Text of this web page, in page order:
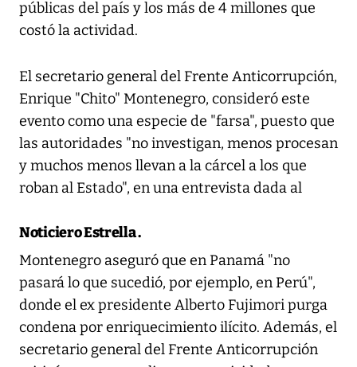
públicas del país y los más de 4 millones que
costó la actividad.
El secretario general del Frente Anticorrupción,
Enrique "Chito" Montenegro, consideró este
evento como una especie de "farsa", puesto que
las autoridades "no investigan, menos procesan
y muchos menos llevan a la cárcel a los que
roban al Estado", en una entrevista dada al
Noticiero Estrella.
Montenegro aseguró que en Panamá "no
pasará lo que sucedió, por ejemplo, en Perú",
donde el ex presidente Alberto Fujimori purga
condena por enriquecimiento ilícito. Además, el
secretario general del Frente Anticorrupción